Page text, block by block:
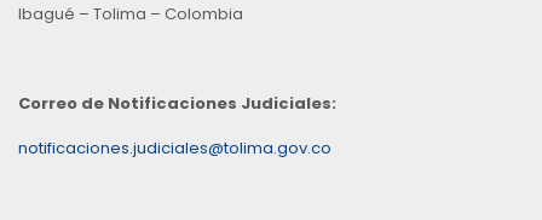
Ibagué – Tolima – Colombia
Correo de Notificaciones Judiciales:
notificaciones.judiciales@tolima.gov.co